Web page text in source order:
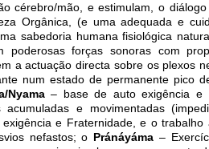
cérebro/mão, e estimulam, o
Orgânica, (e uma adequada e
sabedoria humana fisiológica
poderosas forças sonoras com
a actuação directa sobre os plexos
num estado de permanente pico
Nyama– base de auto exigência e
acumuladas e movimentadas
e Fraternidade, e o
nefastos; o Pránáyáma –